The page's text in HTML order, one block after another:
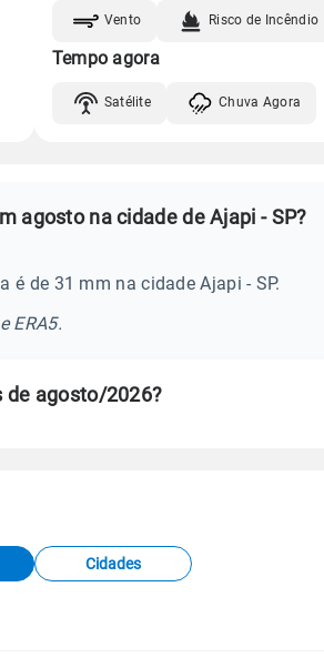
Vento Risco de Incêndio
Tempo agora
Satélite Chuva Agora
agosto na cidade de Ajapi - SP?
é de 31 mm na cidade Ajapi - SP.
ERA5.
de agosto/2026?
Cidades